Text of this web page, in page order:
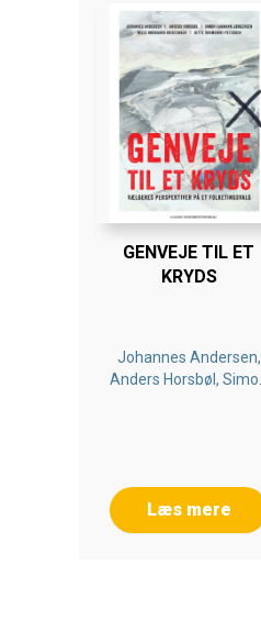
GENVEJE TIL ET
KRYDS
Johannes Andersen,
Anders Horsbøl, Simon
Læs mere